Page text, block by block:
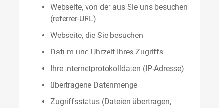
Webseite, von der aus Sie uns besuchen
(referrer-URL)
Webseite, die Sie besuchen
Datum und Uhrzeit Ihres Zugriffs
Ihre Internetprotokolldaten (IP-Adresse)
übertragene Datenmenge
Zugriffsstatus (Dateien übertragen,